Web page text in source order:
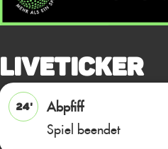
Liveticker
24'
Abpfiff
Spiel beendet